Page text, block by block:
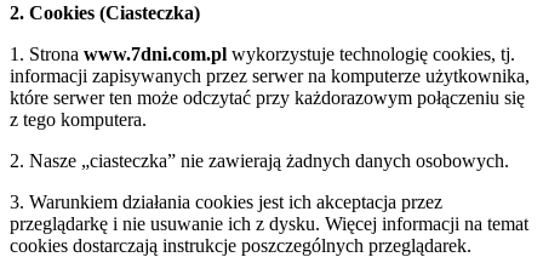
2. Cookies (Ciasteczka)
1. Strona www.7dni.com.pl wykorzystuje technologię cookies, tj.
informacji zapisywanych przez serwer na komputerze użytkownika,
które serwer ten może odczytać przy każdorazowym połączeniu się
z tego komputera.
2. Nasze „ciasteczka” nie zawierają żadnych danych osobowych.
3. Warunkiem działania cookies jest ich akceptacja przez
przeglądarkę i nie usuwanie ich z dysku. Więcej informacji na temat
cookies dostarczają instrukcje poszczególnych przeglądarek.